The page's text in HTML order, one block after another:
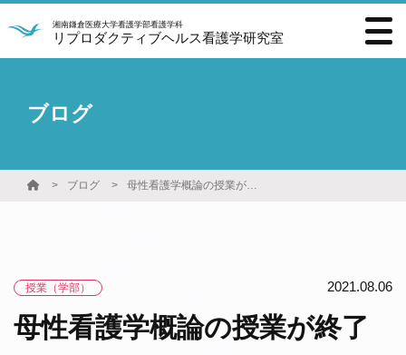
湘南鎌倉医療大学看護学部看護学科
リプロダクティブヘルス看護学研究室
ブログ
ブログ 母性看護学概論の授業が終了しました
授業（学部） 2021.08.06
母性看護学概論の授業が終了